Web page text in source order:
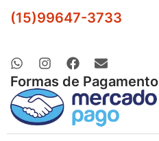
(15)99647-3733
Formas de Pagamento